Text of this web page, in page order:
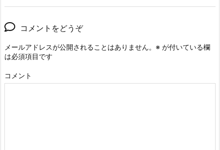
コメントをどうぞ
メールアドレスが公開されることはありません。 ※ が付いている欄
は必須項目です
コメント